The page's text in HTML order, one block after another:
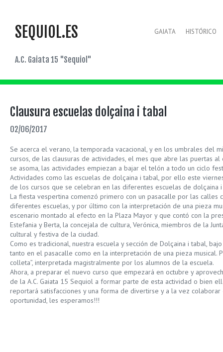
SEQUIOL.ES
A.C. Gaiata 15 "Sequiol"
GAIATA HISTÓRICO
Clausura escuelas dolçaina i tabal
02/06/2017
Se acerca el verano, la temporada vacacional, y en los umbrales del
cursos, de las clausuras de actividades, el mes que abre las puertas
se asoma, las actividades empiezan a bajar el telón a todo un ciclo
Actividades como las escuelas de dolçaina i tabal, por ello este
de los cursos que se celebran en las diferentes escuelas de dolçaina
La fiesta vespertina comenzó primero con un pasacalle por las calles
diferentes escuelas, y por último con la interpretación de una pieza
escenario montado al efecto en la Plaza Mayor y que contó con la
Estefania y Berta, la concejala de cultura, Verónica, miembros de la
cultural y festiva de la ciudad.
Como es tradicional, nuestra escuela y sección de Dolçaina i tabal,
tanto en el pasacalle como en la interpretación de una pieza musical.
colleta”, interpretada magistralmente por los alumnos de la escuela.
Ahora, a preparar el nuevo curso que empezará en octubre y
de la A.C. Gaiata 15 Sequiol a formar parte de esta actividad o bien
reportará satisfacciones y una forma de divertirse y a la vez
oportunidad, les esperamos!!!